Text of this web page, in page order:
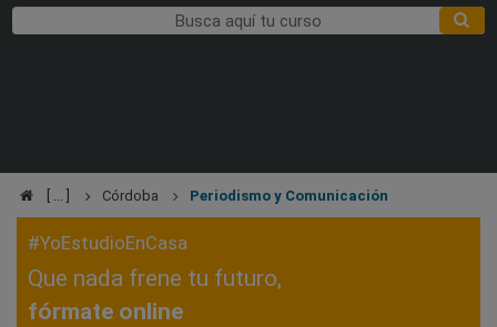
Córdoba Periodismo y Comunicación
#YoEstudioEnCasa
Que nada frene tu futuro,
fórmate online